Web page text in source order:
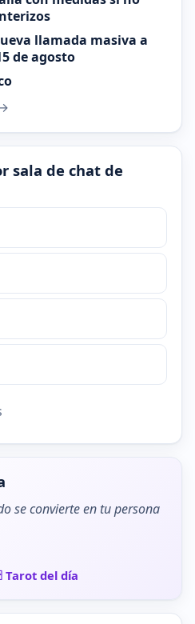
llamada masiva a
de agosto
sala de chat de
se convierte en tu persona
Tarot del día